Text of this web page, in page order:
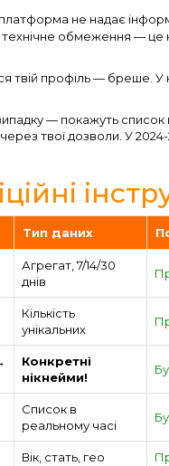
не надає
технічне обмеження —
твій профіль — бреше. У
— покажуть
твої дозволи. У
Тип даних
Агрегат, 7/14/30
днів
Кількість
унікальних
Конкретні
нікнейми!
Список в
реальному часі
Вік, стать, гео